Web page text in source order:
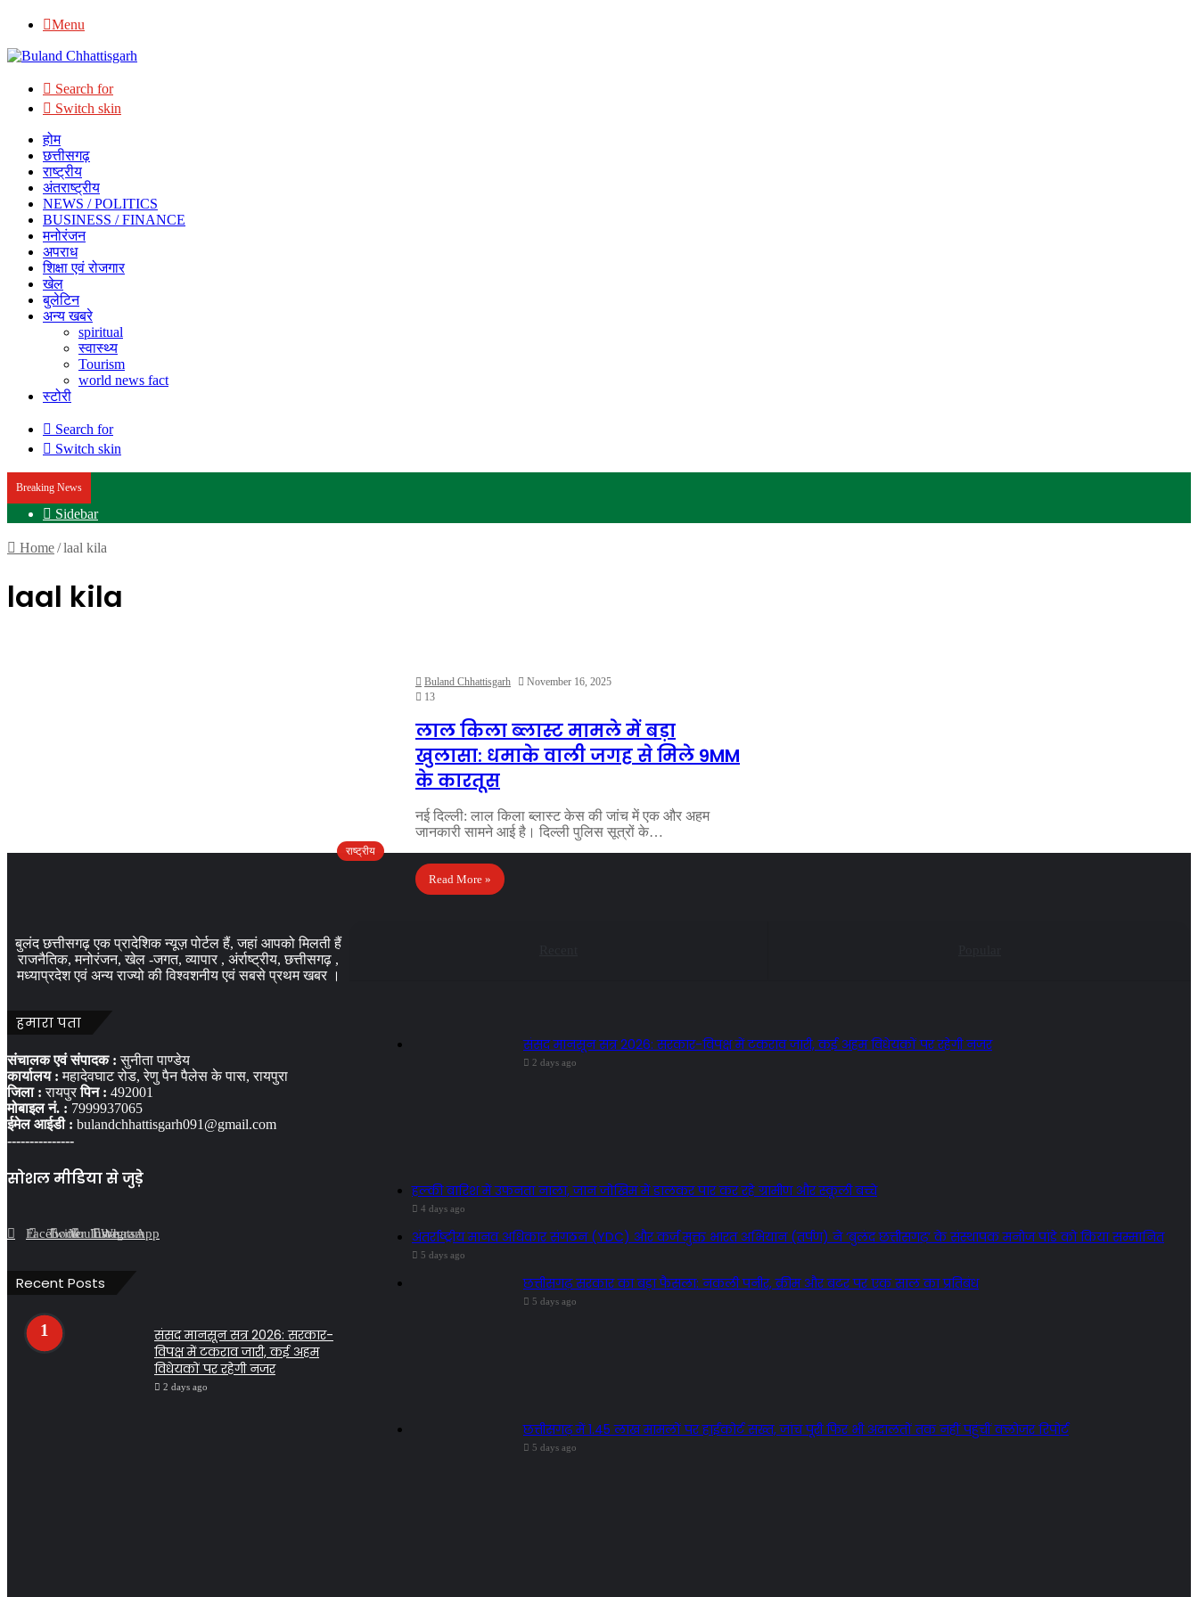
Menu
Search for
Switch skin
होम
छत्तीसगढ़
राष्ट्रीय
अंतराष्ट्रीय
NEWS / POLITICS
BUSINESS / FINANCE
मनोरंजन
अपराध
शिक्षा एवं रोजगार
खेल
बुलेटिन
अन्य खबरे
spiritual
स्वास्थ्य
Tourism
world news fact
स्टोरी
Search for
Switch skin
Breaking News
Sidebar
Home/laal kila
laal kila
राष्ट्रीय
Buland Chhattisgarh
November 16, 2025
13
लाल किला ब्लास्ट मामले में बड़ा
खुलासा: धमाके वाली जगह से मिले 9MM
के कारतूस
नई दिल्ली: लाल किला ब्लास्ट केस की जांच में एक और अहम
जानकारी सामने आई है। दिल्ली पुलिस सूत्रों के…
Read More »
संसद मानसून सत्र 2026: सरकार-विपक्ष में टकराव जारी, कई अहम विधेयकों पर रहेगी नजर
2 days ago
हल्की बारिश में उफनता नाला, जान जोखिम में डालकर पार कर रहे ग्रामीण और स्कूली बच्चे
4 days ago
अंतर्राष्ट्रीय मानव अधिकार संगठन (YDC) और कर्ज मुक्त भारत अभियान (तर्पण) ने ‘बुलंद छत्तीसगढ़’ के संस्थापक मनोज पांडे को किया सम्मानित
5 days ago
छत्तीसगढ़ सरकार का बड़ा फैसला: नकली पनीर, क्रीम और बटर पर एक साल का प्रतिबंध
5 days ago
छत्तीसगढ़ में 1.45 लाख मामलों पर हाईकोर्ट सख्त, जांच पूरी फिर भी अदालतों तक नहीं पहुंचीं क्लोजर रिपोर्ट
5 days ago
बुलंद छत्तीसगढ़ एक प्रादेशिक न्यूज़ पोर्टल हैं, जहां आपको मिलती हैं
राजनैतिक, मनोरंजन, खेल -जगत, व्यापार , अंर्राष्ट्रीय, छत्तीसगढ़ ,
मध्याप्रदेश एवं अन्य राज्यो की विश्वशनीय एवं सबसे प्रथम खबर ।
हमारा पता
संचालक एवं संपादक :सुनीता पाण्डेय
कार्यालय : महादेवघाट रोड, रेणु पैन पैलेस के पास, रायपुरा
जिला : रायपुरपिन : 492001
मोबाइल नं. : 7999937065
ईमेल आईडी : bulandchhattisgarh091@gmail.com
---------------
सोशल मीडिया से जुड़े
Facebook
TwitterYouTube
Instagram
WhatsApp
Recent Posts
संसद मानसून सत्र 2026: सरकार-
विपक्ष में टकराव जारी, कई अहम
विधेयकों पर रहेगी नजर
2 days ago